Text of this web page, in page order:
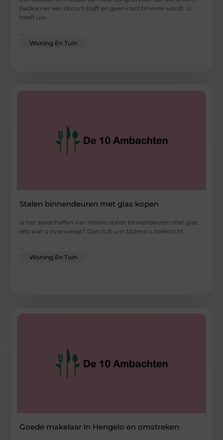
badkamer een droom blijft en geen nachtmerrie wordt. U
heeft uw
...
Woning En Tuin
Stalen binnendeuren met glas kopen
Is het aanschaffen van mooie stalen binnendeuren met glas
iets wat u overweegt? Dan zult u er tijdens u zoektocht
...
Woning En Tuin
Goede makelaar in Hengelo en omstreken